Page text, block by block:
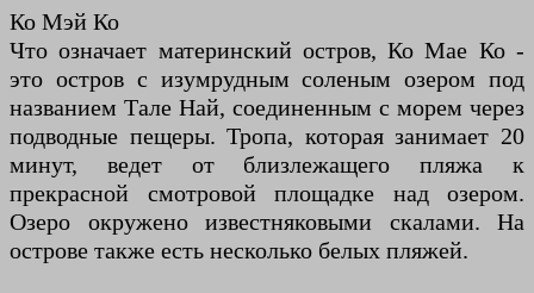
Ко Мэй Ко
Что означает материнский остров, Ко Мае Ко -
это остров с изумрудным соленым озером под
названием Тале Най, соединенным с морем через
подводные пещеры. Тропа, которая занимает 20
минут, ведет от близлежащего пляжа к
прекрасной смотровой площадке над озером.
Озеро окружено известняковыми скалами. На
острове также есть несколько белых пляжей.